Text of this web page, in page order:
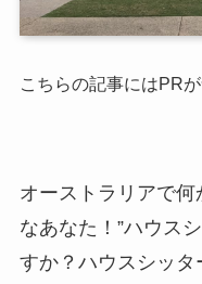
こちらの記事にはPR
オーストラリアで
なあなた！”ハウス
すか？ハウスシッ